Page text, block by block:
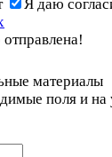
Я даю
материалы
поля и